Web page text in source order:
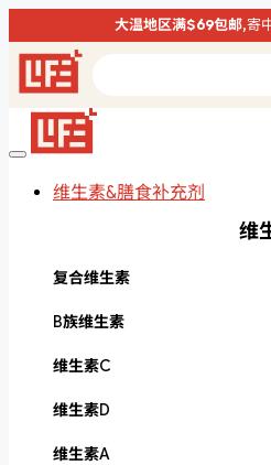
大温地区满$69包邮,寄
维生素&膳食补充剂
维
复合维生素
B族维生素
维生素C
维生素D
维生素A